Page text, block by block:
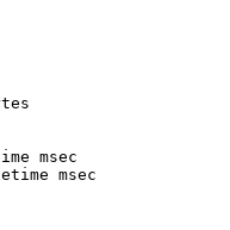
msec
msec